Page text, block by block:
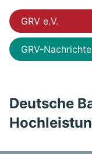
GRV e.V.
GRV-
Deutsche